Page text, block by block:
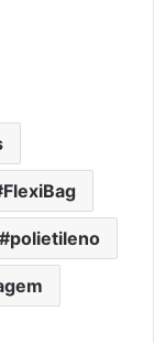
FlexiBag
polietileno